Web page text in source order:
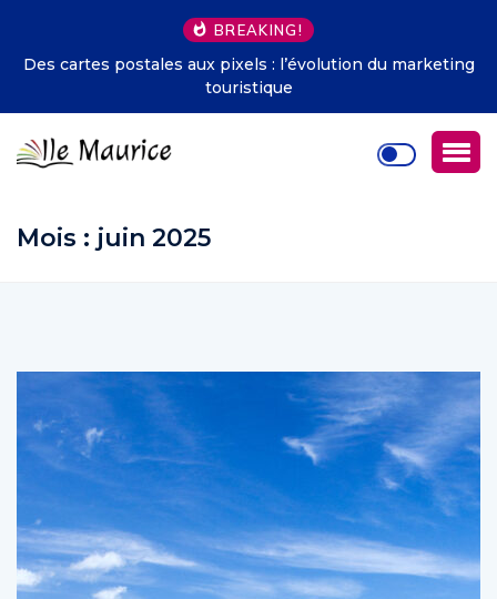
BREAKING!
Des cartes postales aux pixels : l’évolution du marketing
touristique
Mois : juin 2025